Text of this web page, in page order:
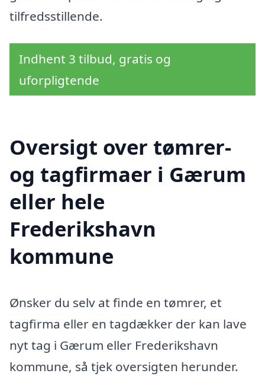
tilfredsstillende.
Indhent 3 tilbud, gratis og
uforpligtende
Oversigt over tømrer-
og tagfirmaer i Gærum
eller hele
Frederikshavn
kommune
Ønsker du selv at finde en tømrer, et
tagfirma eller en tagdækker der kan lave
nyt tag i Gærum eller Frederikshavn
kommune, så tjek oversigten herunder.